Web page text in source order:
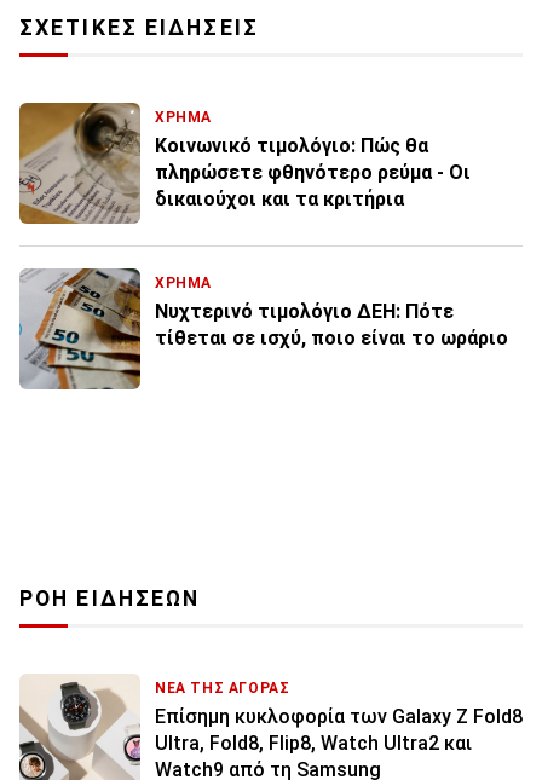
ΣΧΕΤΙΚΕΣ ΕΙΔΗΣΕΙΣ
ΧΡΗΜΑ
Κοινωνικό τιμολόγιο: Πώς θα
πληρώσετε φθηνότερο ρεύμα - Οι
δικαιούχοι και τα κριτήρια
ΧΡΗΜΑ
Νυχτερινό τιμολόγιο ΔΕΗ: Πότε
τίθεται σε ισχύ, ποιο είναι το ωράριο
ΡΟΗ ΕΙΔΗΣΕΩΝ
ΝΕΑ ΤΗΣ ΑΓΟΡΑΣ
Επίσημη κυκλοφορία των Galaxy Z Fold8
Ultra, Fold8, Flip8, Watch Ultra2 και
Watch9 από τη Samsung